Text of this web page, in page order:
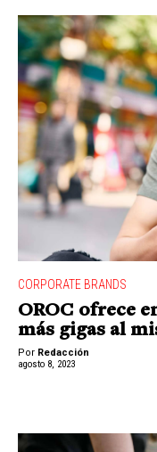
CORPORATE BRANDS
OROC ofrece
más gigas al
Por Redacción
agosto 8, 2023